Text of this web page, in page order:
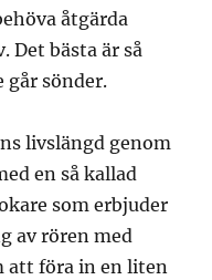
åtgärda
Det bästa är så
sönder.
livslängd genom
en så kallad
som erbjuder
av rören med
att föra in en liten